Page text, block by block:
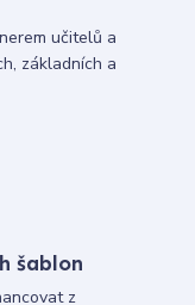
učitelů a
základních a
šablon
z